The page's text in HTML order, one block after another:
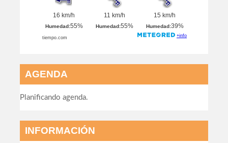
AGENDA
Planificando agenda.
INFORMACIÓN